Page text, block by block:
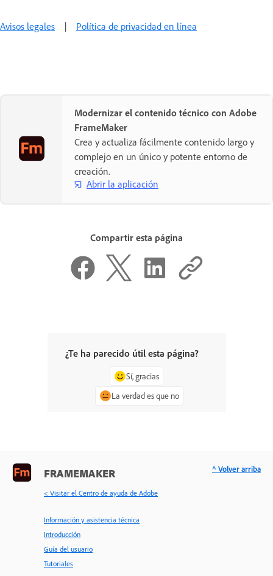
Avisos legales | Política de privacidad en línea
Modernizar el contenido técnico con Adobe
FrameMaker
Crea y actualiza fácilmente contenido largo y
complejo en un único y potente entorno de
creación.
Abrir la aplicación
Compartir esta página
¿Te ha parecido útil esta página?
Sí, gracias
La verdad es que no
FRAMEMAKER
< Visitar el Centro de ayuda de Adobe
Información y asistencia técnica
Introducción
Guía del usuario
Tutoriales
^ Volver arriba